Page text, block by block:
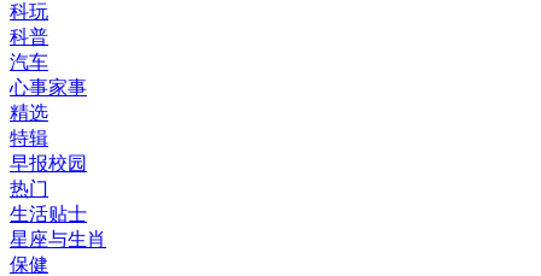
科玩
科普
汽车
心事家事
精选
特辑
早报校园
热门
生活贴士
星座与生肖
保健